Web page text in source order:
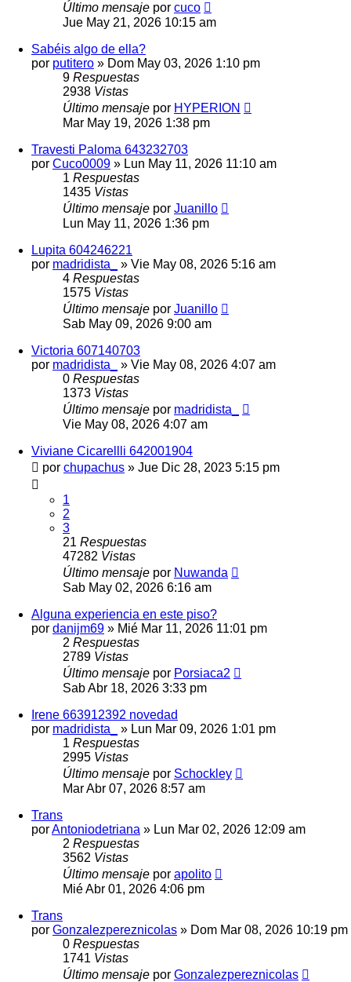
Último mensaje por cuco
Jue May 21, 2026 10:15 am
Sabéis algo de ella?
por putitero » Dom May 03, 2026 1:10 pm
9 Respuestas
2938 Vistas
Último mensaje por HYPERION
Mar May 19, 2026 1:38 pm
Travesti Paloma 643232703
por Cuco0009 » Lun May 11, 2026 11:10 am
1 Respuestas
1435 Vistas
Último mensaje por Juanillo
Lun May 11, 2026 1:36 pm
Lupita 604246221
por madridista_ » Vie May 08, 2026 5:16 am
4 Respuestas
1575 Vistas
Último mensaje por Juanillo
Sab May 09, 2026 9:00 am
Victoria 607140703
por madridista_ » Vie May 08, 2026 4:07 am
0 Respuestas
1373 Vistas
Último mensaje por madridista_
Vie May 08, 2026 4:07 am
Viviane Cicarellli 642001904
por chupachus » Jue Dic 28, 2023 5:15 pm
1
2
3
21 Respuestas
47282 Vistas
Último mensaje por Nuwanda
Sab May 02, 2026 6:16 am
Alguna experiencia en este piso?
por danijm69 » Mié Mar 11, 2026 11:01 pm
2 Respuestas
2789 Vistas
Último mensaje por Porsiaca2
Sab Abr 18, 2026 3:33 pm
Irene 663912392 novedad
por madridista_ » Lun Mar 09, 2026 1:01 pm
1 Respuestas
2995 Vistas
Último mensaje por Schockley
Mar Abr 07, 2026 8:57 am
Trans
porAntoniodetriana » Lun Mar 02, 2026 12:09 am
2 Respuestas
3562 Vistas
Último mensaje por apolito
Mié Abr 01, 2026 4:06 pm
Trans
por Gonzalezpereznicolas » Dom Mar 08, 2026 10:19 pm
0 Respuestas
1741 Vistas
Último mensaje por Gonzalezpereznicolas